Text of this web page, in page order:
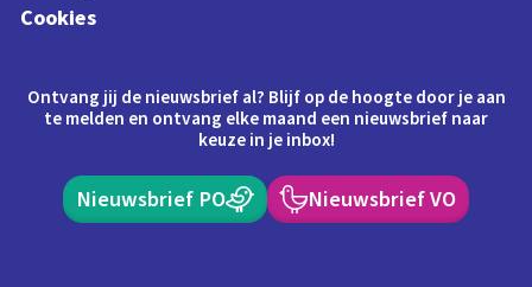
Cookies
Ontvang jij de nieuwsbrief al? Blijf op de hoogte door je aan
te melden en ontvang elke maand een nieuwsbrief naar
keuze in je inbox!
Nieuwsbrief PO Nieuwsbrief VO